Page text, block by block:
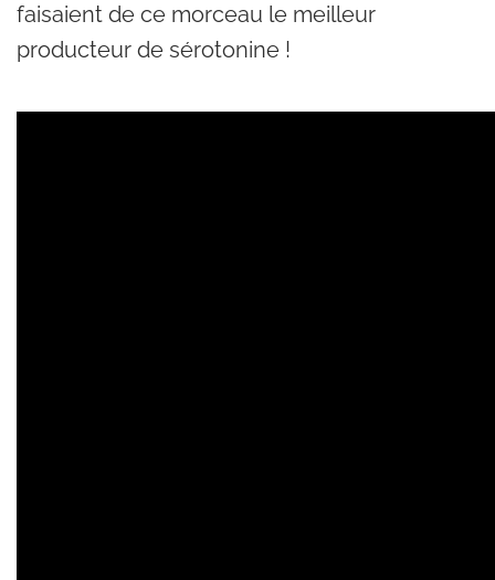
faisaient de ce morceau le meilleur
producteur de sérotonine !